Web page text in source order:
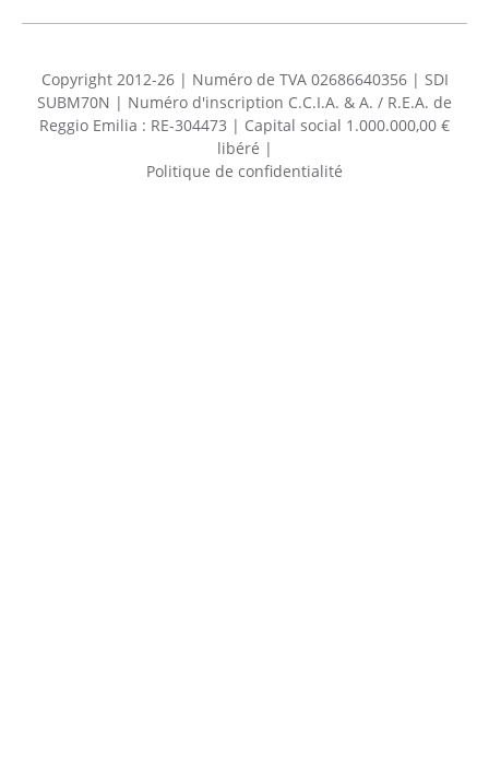
Copyright 2012-26 | Numéro de TVA 02686640356 | SDI
SUBM70N | Numéro d'inscription C.C.I.A. & A. / R.E.A. de
Reggio Emilia : RE-304473 | Capital social 1.000.000,00 €
libéré |
Politique de confidentialité